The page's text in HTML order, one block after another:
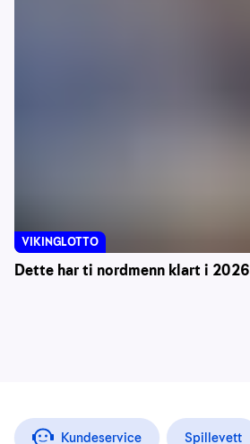
Dette har ti nordmenn klart i 2026
VIKINGLOTTO
Kundeservice Spillevett